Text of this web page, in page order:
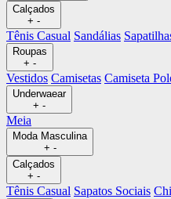
Calçados
+ -
Tênis Casual Sandálias
Roupas
+ -
Vestidos Camisetas Camiseta
Underwaear
+ -
Meia
Moda Masculina
+ -
Calçados
+ -
Tênis Casual Sapatos Sociais